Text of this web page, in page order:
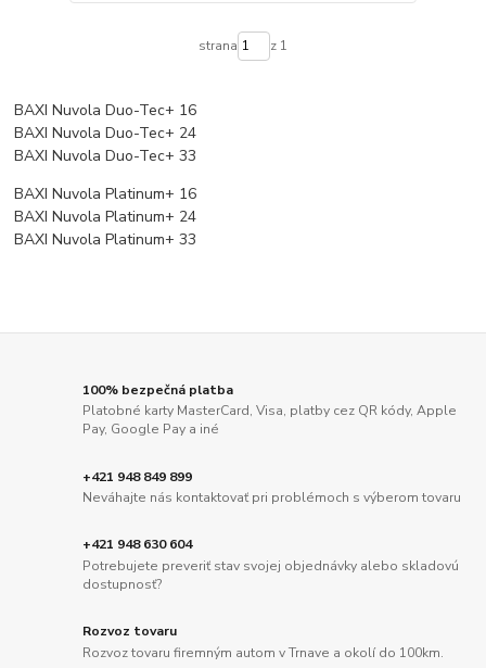
strana z 1
BAXI Nuvola Duo-Tec+ 16
BAXI Nuvola Duo-Tec+ 24
BAXI Nuvola Duo-Tec+ 33
BAXI Nuvola Platinum+ 16
BAXI Nuvola Platinum+ 24
BAXI Nuvola Platinum+ 33
100% bezpečná platba
Platobné karty MasterCard, Visa, platby cez QR kódy, Apple
Pay, Google Pay a iné
+421 948 849 899
Neváhajte nás kontaktovať pri problémoch s výberom tovaru
+421 948 630 604
Potrebujete preveriť stav svojej objednávky alebo skladovú
dostupnosť?
Rozvoz tovaru
Rozvoz tovaru firemným autom v Trnave a okolí do 100km.